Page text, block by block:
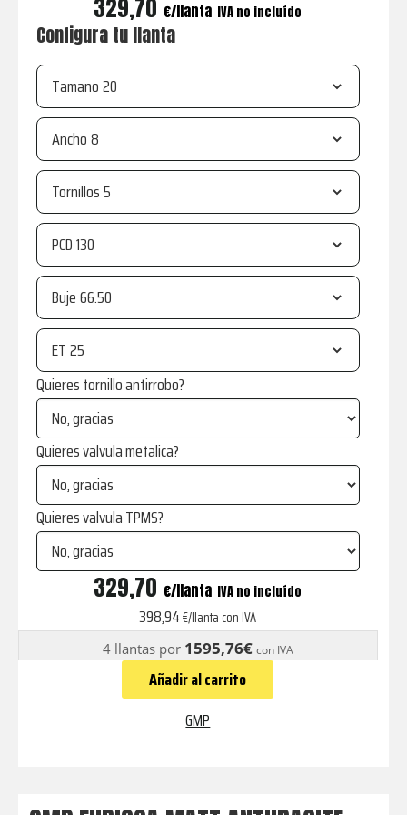
329,70 € IVA no incluído
Configura tu llanta
Tamano
Ancho
Tornillos
PCD
Buje
ET
Quieres tornillo antirrobo?
Quieres valvula metalica?
Quieres valvula TPMS?
ANTHRACITE
cantidad
329,70 € IVA no incluído
398,94€/llanta con IVA
4 llantas por 1595,76€ con IVA
Añadir al carrito
GMP